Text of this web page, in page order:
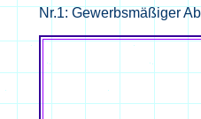
Nr.1: Gewerbsmäßiger